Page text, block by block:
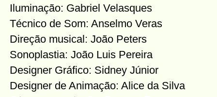
Iluminação: Gabriel Velasques
Técnico de Som: Anselmo Veras
Direção musical: João Peters
Sonoplastia: João Luis Pereira
Designer Gráfico: Sidney Júnior
Designer de Animação: Alice da Silva